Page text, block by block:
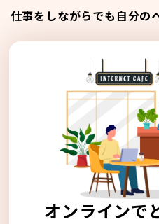
仕事をしながらでも自分の
オンラインで